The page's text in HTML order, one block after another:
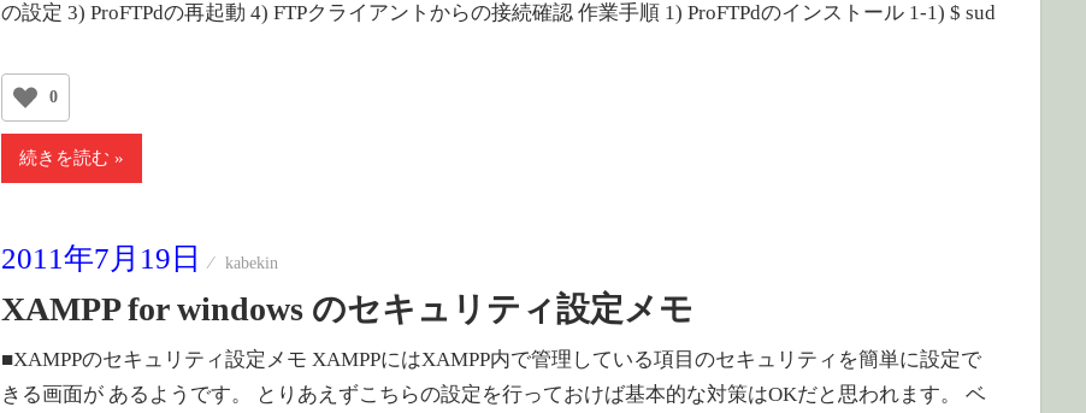
の設定 3) ProFTPdの再起動 4) FTPクライアントからの接続確認 作業手順 1) ProFTPdのインストール 1-1) $ sud
0
続きを読む
2011年7月19日 kabekin
XAMPP for windows のセキュリティ設定メモ
■XAMPPのセキュリティ設定メモ XAMPPにはXAMPP内で管理している項目のセキュリティを簡単に設定で
きる画面が あるようです。 とりあえずこちらの設定を行っておけば基本的な対策はOKだと思われます。 ベ